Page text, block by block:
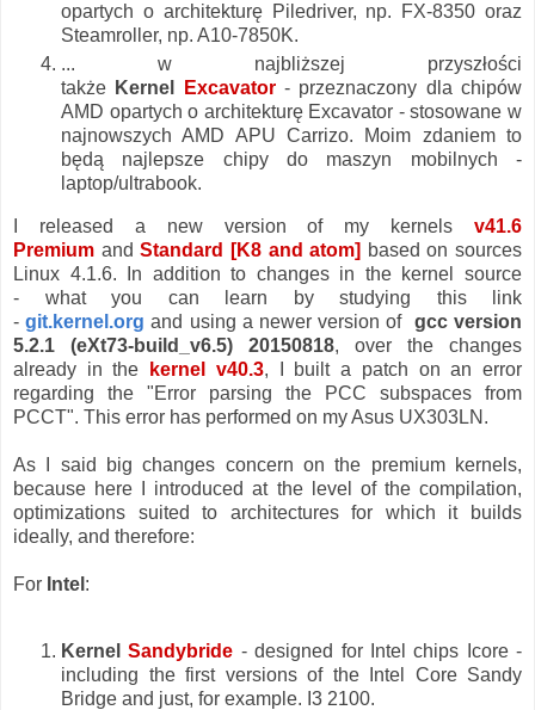
opartych o architekturę Piledriver, np. FX-8350 oraz
Steamroller, np. A10-7850K.
... w najbliższej przyszłości
także Kernel Excavator- przeznaczony dla chipów
AMD opartych o architekturę Excavator - stosowane w
najnowszych AMD APU Carrizo. Moim zdaniem to
będą najlepsze chipy do maszyn mobilnych -
laptop/ultrabook.
I released a new version of my kernels v41.6
Premium and Standard [K8 and atom] based on sources
Linux 4.1.6. In addition to changes in the kernel source
- what you can learn by studying this link
-git.kernel.org and using a newer version of gcc version
5.2.1 (eXt73-build_v6.5) 20150818, over the changes
already in the
kernel v40.3, I built a patch on an error
regarding the "Error parsing the PCC subspaces from
PCCT". This error has performed on my Asus UX303LN.
As I said big changes concern on the premium kernels,
because here I introduced at the level of the compilation,
optimizations suited to architectures for which it builds
ideally, and therefore:
For Intel :
KernelSandybride - designed for Intel chips Icore -
including the first versions of the Intel Core Sandy
Bridge and just, for example. I3 2100.